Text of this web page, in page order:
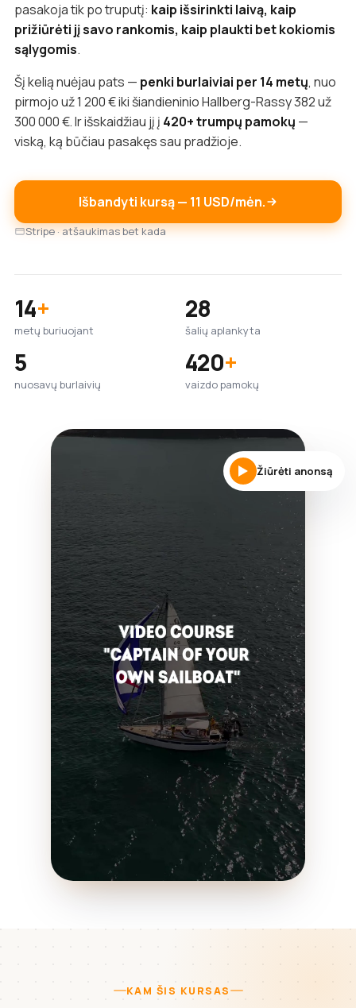
pasakoja tik po truputį: kaip išsirinkti laivą, kaip
prižiūrėti jį savo rankomis, kaip plaukti bet kokiomis
sąlygomis.
Šį kelią nuėjau pats — penki burlaiviai per 14 metų, nuo
pirmojo už 1 200 € iki šiandieninio Hallberg-Rassy 382 už
300 000 €. Ir išskaidžiau jį į 420+ trumpų pamokų —
viską, ką būčiau pasakęs sau pradžioje.
Išbandyti kursą — 11 USD/mėn.
Stripe · atšaukimas bet kada
14+
metų buriuojant
28
šalių aplankyta
5
nuosavų burlaivių
420+
vaizdo pamokų
Žiūrėti anonsą
KAM ŠIS KURSAS